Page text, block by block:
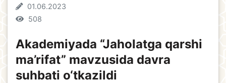
01.06.2023
508
Akademiyada “Jaholatga qarshi
ma’rifat” mavzusida davra
suhbati o‘tkazildi